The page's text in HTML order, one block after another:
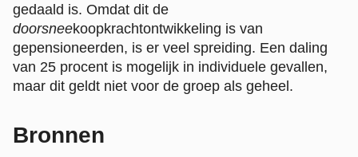
gedaald is. Omdat dit de
doorsneekoopkrachtontwikkeling is van
gepensioneerden, is er veel spreiding. Een daling
van 25 procent is mogelijk in individuele gevallen,
maar dit geldt niet voor de groep als geheel.
Bronnen